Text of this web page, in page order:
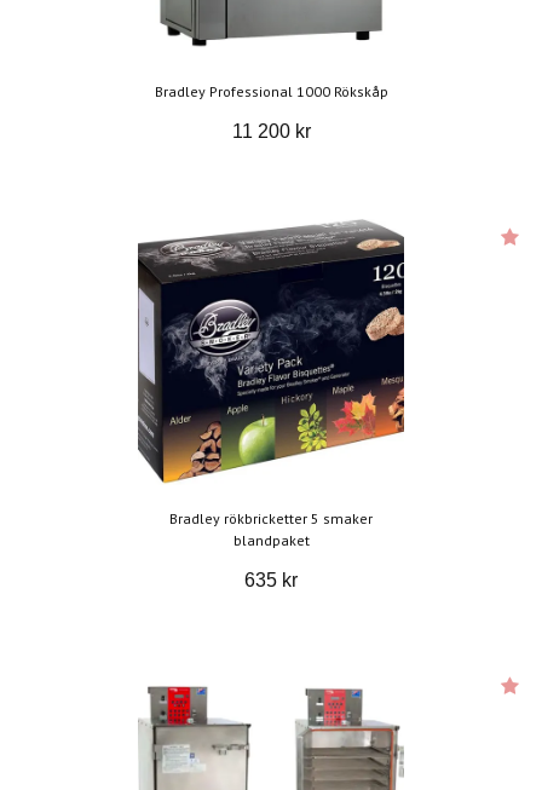
Bradley Professional 1000 Rökskåp
11 200 kr
Bradley rökbricketter 5 smaker
blandpaket
635 kr